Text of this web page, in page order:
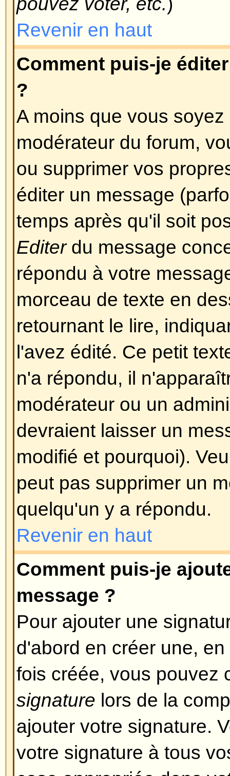
sondage (afin d'éviter le trucage
vous êtes enregistrés et que
pas voter, alors vous n'avez
droits d'accès appropriés.
Revenir en haut
Mise en forme et Types de
Qu'est-ce que le BBCode ?
Le BBCode est une
l'activation de l'utilisation du
par l'administrateur (vous
sur un message en particulier
Le BBCode en lui-même est
HTML, les balises sont
et ] à la place de < et >, et
sur la manière dont quelque
Pour plus d'informations sur le
guide, accessible depuis le
Puis-je utiliser le HTML?
Ceci dépend de l'administrateur
a un contrôle complet dessus.
l'utiliser, vous vous rendrez
seulement certaines balises
mesure desécuritépour éviter
forum en utilisant certaines
détruire la mise en page ou
Si le HTML est activé, vous
un message en particulier lors
Revenir en haut
Que sont les Smilies ?
Les Smileys, ou Emoticons
sont utilisées pour exprimer
utilisant un petit code, ex: :)
triste. Vous pouvez voir la liste
lors de la composition d'un
pas utiliser abusivement ces
vite rendre un message illisible